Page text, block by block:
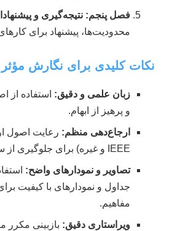
فصل پنجم: نتیجه‌گیری و
محدودیت‌ها، پیشنهاد برای
نکات کلیدی برای نگارش مؤثر
زبان علمی و دقیق: استفاده
و پرهیز از ابهام.
ارجاع‌دهی منظم:
IEEE و غیره) برای جلوگیری از سرقت علمی.
تصاویر و نمودارهای واضح:
جداول و نمودارهای با کیفیت برای
مفاهیم.
ویراستاری دقیق: بازبینی مکرر